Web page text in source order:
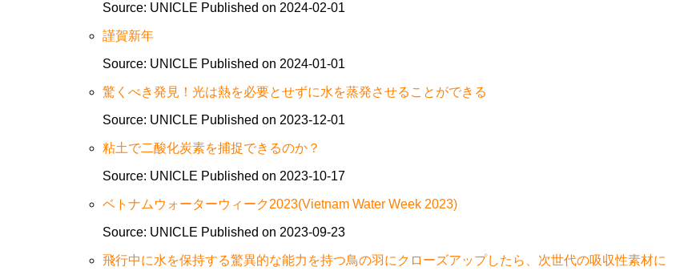
Source: UNICLE Published on 2024-02-01
謹賀新年
Source: UNICLE Published on 2024-01-01
驚くべき発見！光は熱を必要とせずに水を蒸発させることができる
Source: UNICLE Published on 2023-12-01
粘土で二酸化炭素を捕捉できるのか？
Source: UNICLE Published on 2023-10-17
ベトナムウォーターウィーク2023(Vietnam Water Week 2023)
Source: UNICLE Published on 2023-09-23
飛行中に水を保持する驚異的な能力を持つ鳥の羽にクローズアップしたら、次世代の吸収性素材に